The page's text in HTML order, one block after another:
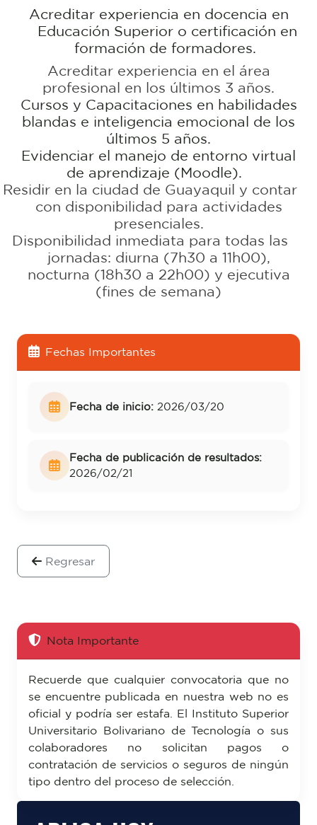
Acreditar experiencia en docencia en
Educación Superior o certificación en
formación de formadores.
Acreditar experiencia en el área
profesional en los últimos 3 años.
Cursos y Capacitaciones en habilidades
blandas e inteligencia emocional de los
últimos 5 años.
Evidenciar el manejo de entorno virtual
de aprendizaje (Moodle).
Residir en la ciudad de Guayaquil y contar
con disponibilidad para actividades
presenciales.
Disponibilidad inmediata para todas las
jornadas: diurna (7h30 a 11h00),
nocturna (18h30 a 22h00) y ejecutiva
(fines de semana)
Fechas Importantes
Fecha de inicio: 2026/03/20
Fecha de publicación de resultados:
2026/02/21
Regresar
Nota Importante
Recuerde que cualquier convocatoria que no
se encuentre publicada en nuestra web no es
oficial y podría ser estafa. El Instituto Superior
Universitario Bolivariano de Tecnología o sus
colaboradores no solicitan pagos o
contratación de servicios o seguros de ningún
tipo dentro del proceso de selección.